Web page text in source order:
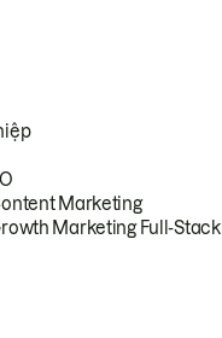
Marketing
Marketing Full-Stack